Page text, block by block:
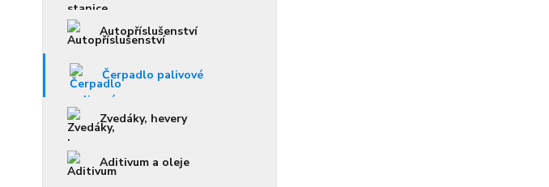
Autopříslušenství
Čerpadlo palivové
Zvedáky, hevery
Aditivum a oleje